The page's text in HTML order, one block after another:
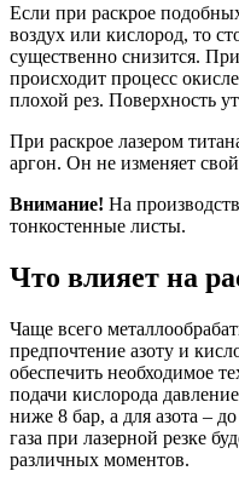
Если при раскрое
воздух или кислород, то
существенно снизится.
происходит процесс
плохой рез. Поверхность
При раскрое лазером
аргон. Он не изменяет
Внимание! На
тонкостенные листы.
Что влияет на
Чаще всего
предпочтение азоту и
обеспечить необходимое
подачи кислорода
ниже 8 бар, а для азота –
газа при лазерной резке
различных моментов.